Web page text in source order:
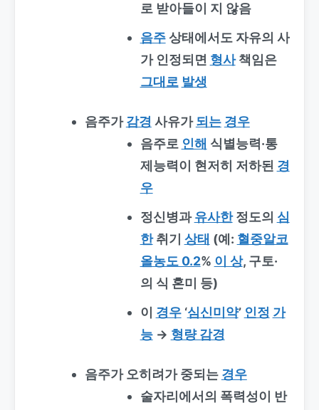
로 받아들이 지 않음
음주상태에서도 자유의 사
가 인정되면 형사책임은
그대로 발생
음주가감경 사유가되는 경우
음주로 인해 식별능력·통
제능력이 현저히 저하된 경
우
정신병과유사한정도의 심
한취기 상태 (예: 혈중알코
올농도 0.2% 이 상, 구토·
의 식 혼미 등)
이 경우‘심신미약’ 인정 가
능→ 형량 감경
음주가 오히려가 중되는 경우
술자리에서의 폭력성이 반